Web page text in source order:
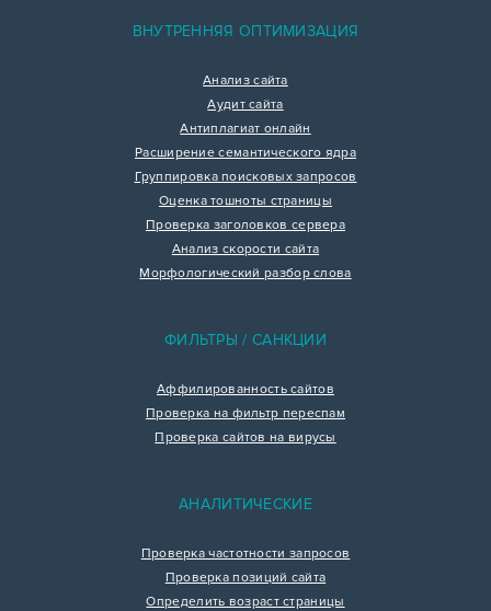
ВНУТРЕННЯЯ ОПТИМИЗАЦИЯ
Анализ сайта
Аудит сайта
Антиплагиат онлайн
Расширение семантического ядра
Группировка поисковых запросов
Оценка тошноты страницы
Проверка заголовков сервера
Анализ скорости сайта
Морфологический разбор слова
ФИЛЬТРЫ / САНКЦИИ
Аффилированность сайтов
Проверка на фильтр переспам
Проверка сайтов на вирусы
АНАЛИТИЧЕСКИЕ
Проверка частотности запросов
Проверка позиций сайта
Определить возраст страницы